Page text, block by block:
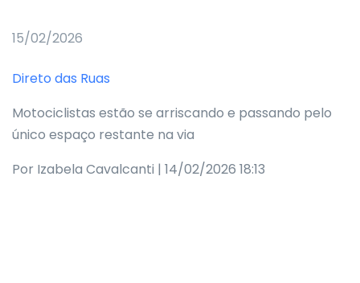
15/02/2026
Direto das Ruas
Motociclistas estão se arriscando e passando pelo
único espaço restante na via
Por Izabela Cavalcanti | 14/02/2026 18:13